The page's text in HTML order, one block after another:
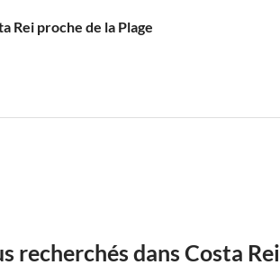
Rei proche de la Plage
recherchés dans Costa Rei